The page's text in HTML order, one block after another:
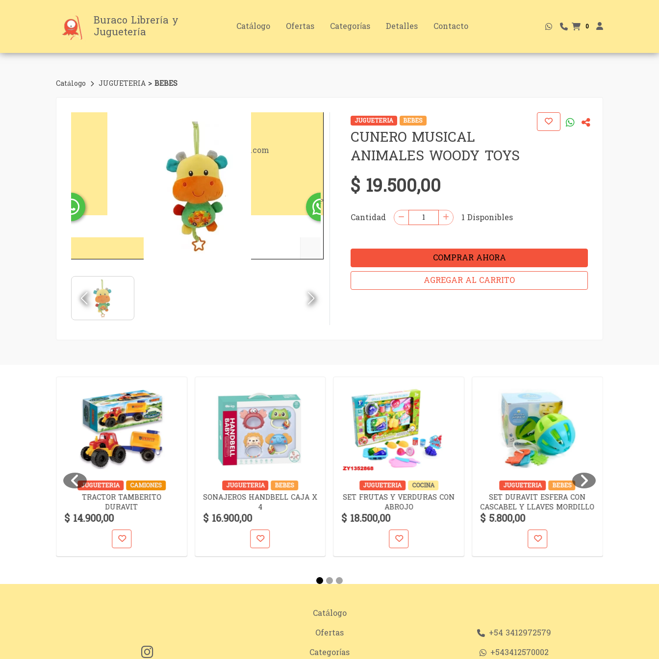
Buraco Librería y
Juguetería Catálogo Ofertas Categorías Detalles Contacto 0
Catálogo JUGUETERIA > BEBES
JUGUETERIA BEBES
CUNERO MUSICAL
ANIMALES WOODY TOYS
$ 19.500,00
Cantidad 1 Disponibles
COMPRAR AHORA
AGREGAR AL CARRITO
JUGUETERIA CAMIONES
TRACTOR TAMBERITO
DURAVIT
$ 14.900,00
JUGUETERIA BEBES
SONAJEROS HANDBELL CAJA X
4
$ 16.900,00
JUGUETERIA COCINA
SET FRUTAS Y VERDURAS CON
ABROJO
$ 18.500,00
JUGUETERIA BEBES
SET DURAVIT ESFERA CON
CASCABEL Y LLAVES MORDILLO
$ 5.800,00
Catálogo
Ofertas
Categorías
+54 3412972579
+543412570002